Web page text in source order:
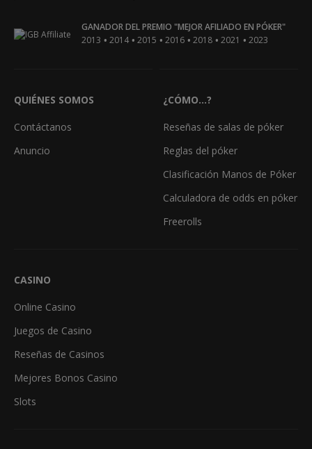
GANADOR DEL PREMIO "MEJOR AFILIADO EN PÓKER"
2013 • 2014 • 2015 • 2016 • 2018 • 2021 • 2023
QUIÉNES SOMOS
Contáctanos
Anuncio
¿CÓMO...?
Reseñas de salas de póker
Reglas del póker
Clasificación Manos de Póker
Calculadora de odds en póker
Freerolls
CASINO
Online Casino
Juegos de Casino
Reseñas de Casinos
Mejores Bonos Casino
Slots